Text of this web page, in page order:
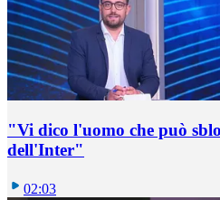
"Vi dico l'uomo che può
dell'Inter"
02:03